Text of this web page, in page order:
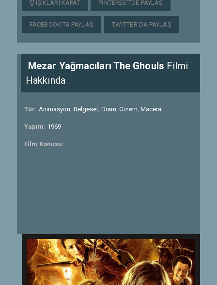
IŞIKLARI KAPAT PINTEREST'DE PAYLAŞ
FACEBOOK'TA PAYLAŞ TWITTER'DA PAYLAŞ
Mezar Yağmacıları The Ghouls Filmi
Hakkında
Tür: Animasyon, Belgesel , Dram,Gizem, Macera
Yapım: 1969
Film Konusu: